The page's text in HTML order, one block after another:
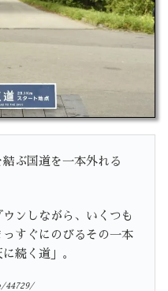
ぶ国道を一本外れる
ンしながら、いくつも
すぐにのびるその一本
続く道」。
44729/